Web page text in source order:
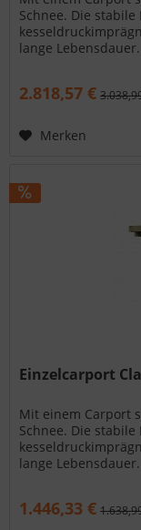
Schnee. Die
lange
2.818,57 €
Merken
Einzelcarport
Mit einem Carport
Schnee. Die
lange
1.446,33 €